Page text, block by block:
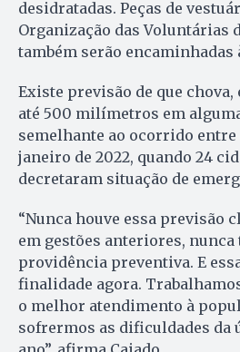
desidratadas. Peças de
Organização das Voluntárias
também serão encaminhadas
Existe previsão de que chova,
até 500 milímetros em
semelhante ao ocorrido entre
janeiro de 2022, quando 24
decretaram situação de
“Nunca houve essa previsão
em gestões anteriores,
providência preventiva. E
finalidade agora.
o melhor atendimento à
sofrermos as dificuldades da